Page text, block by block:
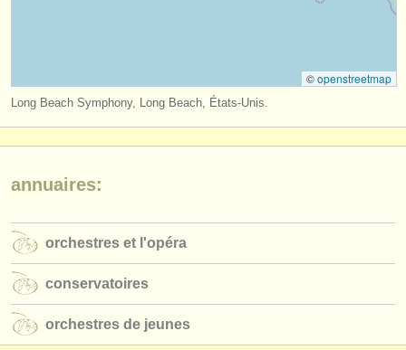
a propos de musicalchairs
contactez nous
éditeurs:
ajouter votre annonce
find out about ourATS
ATSfaq
©openstreetmap
Long Beach Symphony, Long Beach, États-Unis.
annuaires:
orchestres et l'opéra
conservatoires
orchestres de jeunes